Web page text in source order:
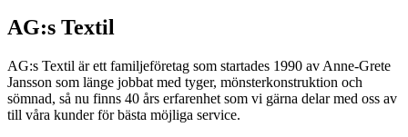
AG:s Textil
AG:s Textil är ett familjeföretag som startades 1990 av Anne-Grete
Jansson som länge jobbat med tyger, mönsterkonstruktion och
sömnad, så nu finns 40 års erfarenhet som vi gärna delar med oss av
till våra kunder för bästa möjliga service.